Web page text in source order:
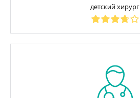
детский хирург